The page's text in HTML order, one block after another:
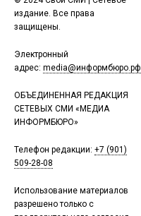
издание. Все права
защищены.
Электронный
адрес: media@информбюро.рф
ОБЪЕДИНЕННАЯ РЕДАКЦИЯ
СЕТЕВЫХ СМИ «МЕДИА
ИНФОРМБЮРО»
Телефон редакции: +7 (901)
509-28-08
Использование материалов
разрешено только с